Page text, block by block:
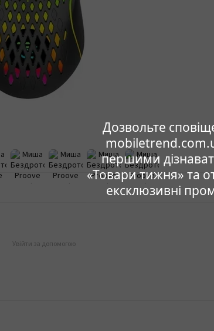
Дозвольте
першими
«Товари тижня» та
ексклюзивні
Увійти за допомогою